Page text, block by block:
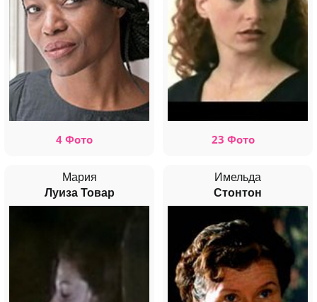
4 Фото 23 Фото
Мария
Луиза Товар
Имельда
Стонтон